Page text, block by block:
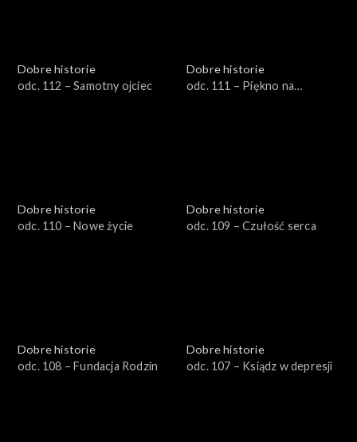
Dobre historie
odc. 112 – Samotny ojciec
Dobre historie
odc. 111 – Piękno na
Dobre historie
odc. 110 – Nowe życie
Dobre historie
odc. 109 – Czułość serca
Dobre historie
odc. 108 – Fundacja Rodzin
Dobre historie
odc. 107 – Ksiądz w depresji